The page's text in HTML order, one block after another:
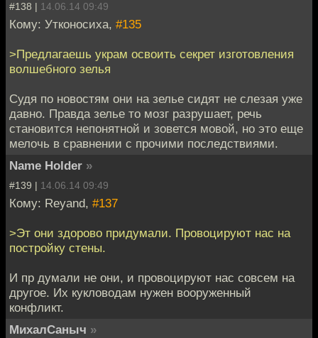
#138 | 14.06.14 09:49
Кому: Утконосиха, #135
>Предлагаешь украм освоить секрет изготовления
волшебного зелья
Судя по новостям они на зелье сидят не слезая уже
давно. Правда зелье то мозг разрушает, речь
становится непонятной и зовется мовой, но это еще
мелочь в сравнении с прочими последствиями.
Name Holder »
#139 | 14.06.14 09:49
Кому: Reyand, #137
>Эт они здорово придумали. Провоцируют нас на
постройку стены.
И пр думали не они, и провоцируют нас совсем на
другое. Их кукловодам нужен вооруженный
конфликт.
МихалСаныч »